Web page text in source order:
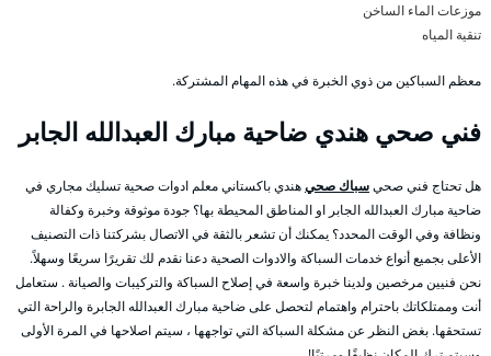
موزعات الماء الساخن
تنقية المياه
معظم السباكين من ذوي الخبرة في هذه المهام المشتركة.
فني صحي هندي ضاحية مبارك العبدالله الجابر
هل تحتاج فني صحيسباك صحيهندي باكستاني معلم ادوات صحية تسليك مجاري في
ضاحية مبارك العبدالله الجابر او المناطق المحيطة بها؟ جودة موثوقة وخبرة وكفالة
ونظافة وفي الوقت المحدد؟ يمكنك أن تشعر بالثقة في الاتصال بشركتنا ذات التصنيف
الأعلى بجميع أنواع خدمات السباكة والادوات الصحية دعنا نقدم لك تقريرًا سريعًا وسهلاً.
نحن فنيين مرخصين ولدينا خبرة واسعة في إصلاح السباكة والتركيبات والصيانة . ستعامل
أنت وممتلكاتك باحترام واهتمام لتحصل على ضاحية مبارك العبدالله الجابرة والراحة التي
تستحقها. بغض النظر عن مشكلة السباكة التي تواجهها ، سيتم اصلاحها في المرة الأولى